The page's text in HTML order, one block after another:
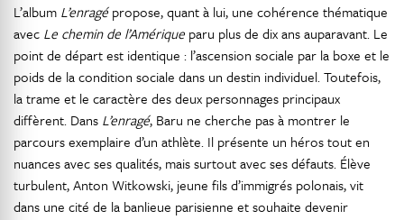
L’album L’enragépropose, quant à lui, une cohérence thématique
avec Le chemin de l’Amérique paru plus de dix ans auparavant. Le
point de départ est identique : l’ascension sociale par la boxe et le
poids de la condition sociale dans un destin individuel. Toutefois,
la trame et le caractère des deux personnages principaux
diffèrent. Dans L’enragé, Baru ne cherche pas à montrer le
parcours exemplaire d’un athlète. Il présente un héros tout en
nuances avec ses qualités, mais surtout avec ses défauts. Élève
turbulent, Anton Witkowski, jeune fils d’immigrés polonais, vit
dans une cité de la banlieue parisienne et souhaite devenir